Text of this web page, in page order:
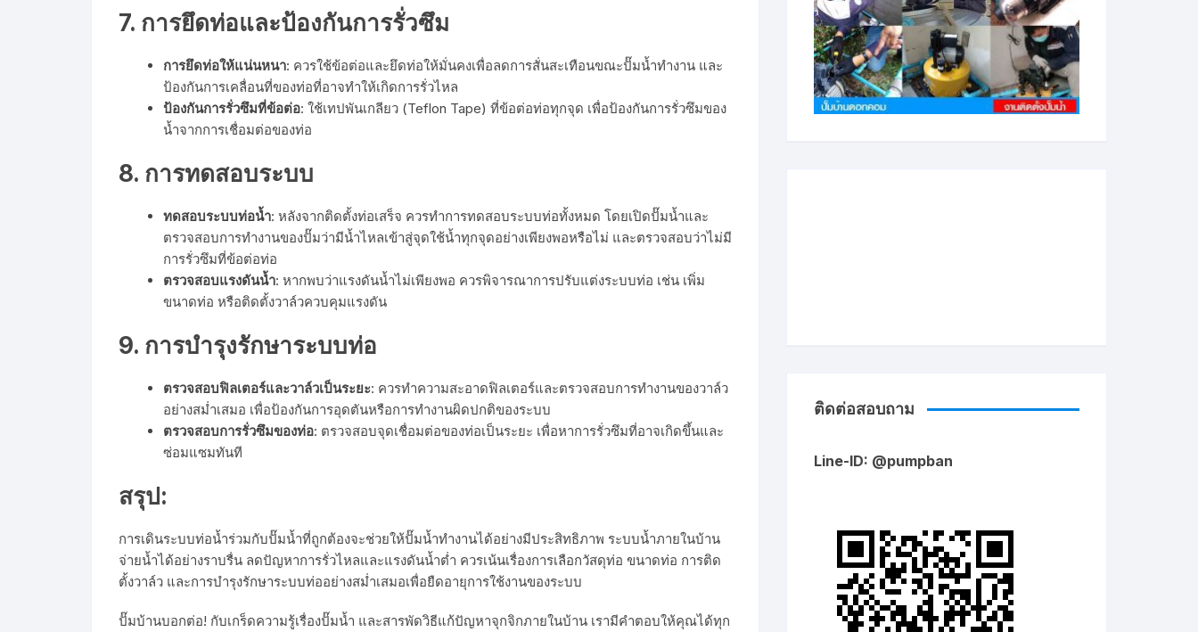
7. การยึดท่อและป้องกันการรั่วซึม
การยึดท่อให้แน่นหนา: ควรใช้ข้อต่อและยึดท่อให้มั่นคงเพื่อลดการสั่นสะเทือนขณะปั๊มน้ำทำงาน และ
ป้องกันการเคลื่อนที่ของท่อที่อาจทำให้เกิดการรั่วไหล
ป้องกันการรั่วซึมที่ข้อต่อ: ใช้เทปพันเกลียว (Teflon Tape) ที่ข้อต่อท่อทุกจุด เพื่อป้องกันการรั่วซึมของ
น้ำจากการเชื่อมต่อของท่อ
8. การทดสอบระบบ
ทดสอบระบบท่อน้ำ: หลังจากติดตั้งท่อเสร็จ ควรทำการทดสอบระบบท่อทั้งหมด โดยเปิดปั๊มน้ำและ
ตรวจสอบการทำงานของปั๊มว่ามีน้ำไหลเข้าสู่จุดใช้น้ำทุกจุดอย่างเพียงพอหรือไม่ และตรวจสอบว่าไม่มี
การรั่วซึมที่ข้อต่อท่อ
ตรวจสอบแรงดันน้ำ: หากพบว่าแรงดันน้ำไม่เพียงพอ ควรพิจารณาการปรับแต่งระบบท่อ เช่น เพิ่ม
ขนาดท่อ หรือติดตั้งวาล์วควบคุมแรงดัน
9. การบำรุงรักษาระบบท่อ
ตรวจสอบฟิลเตอร์และวาล์วเป็นระยะ: ควรทำความสะอาดฟิลเตอร์และตรวจสอบการทำงานของวาล์ว
อย่างสม่ำเสมอ เพื่อป้องกันการอุดตันหรือการทำงานผิดปกติของระบบ
ตรวจสอบการรั่วซึมของท่อ: ตรวจสอบจุดเชื่อมต่อของท่อเป็นระยะ เพื่อหาการรั่วซึมที่อาจเกิดขึ้นและ
ซ่อมแซมทันที
สรุป:
การเดินระบบท่อน้ำร่วมกับปั๊มน้ำที่ถูกต้องจะช่วยให้ปั๊มน้ำทำงานได้อย่างมีประสิทธิภาพ ระบบน้ำภายในบ้าน
จ่ายน้ำได้อย่างราบรื่น ลดปัญหาการรั่วไหลและแรงดันน้ำต่ำ ควรเน้นเรื่องการเลือกวัสดุท่อ ขนาดท่อ การติด
ตั้งวาล์ว และการบำรุงรักษาระบบท่ออย่างสม่ำเสมอเพื่อยืดอายุการใช้งานของระบบ
ปั๊มบ้านบอกต่อ! กับเกร็ดความรู้เรื่องปั๊มน้ำ และสารพัดวิธีแก้ปัญหาจุกจิกภายในบ้าน เรามีคำตอบให้คุณได้ทุก
ติดต่อสอบถาม
Line-ID: @pumpban